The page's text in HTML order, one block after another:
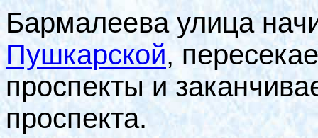
Бармалеева улица
Пушкарской,
проспекты и
проспекта.